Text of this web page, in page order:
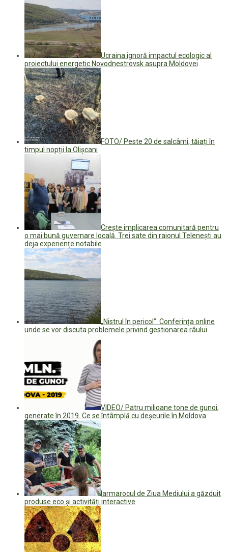
Ucraina ignoră impactul ecologic al
proiectului energetic Novodnestrovsk asupra Moldovei
FOTO/ Peste 20 de salcâmi, tăiați în
timpul nopții la Olișcani
Crește implicarea comunitară pentru
o mai bună guvernare locală. Trei sate din raionul Telenești au
deja experiențe notabile
„Nistrul în pericol”. Conferința online
unde se vor discuta problemele privind gestionarea râului
VIDEO/ Patru milioane tone de gunoi,
generate în 2019. Ce se întâmplă cu deșeurile în Moldova
Iarmarocul de Ziua Mediului a găzduit
produse eco și activități interactive